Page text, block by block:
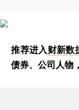
推荐进入财新数
债券、公司人物